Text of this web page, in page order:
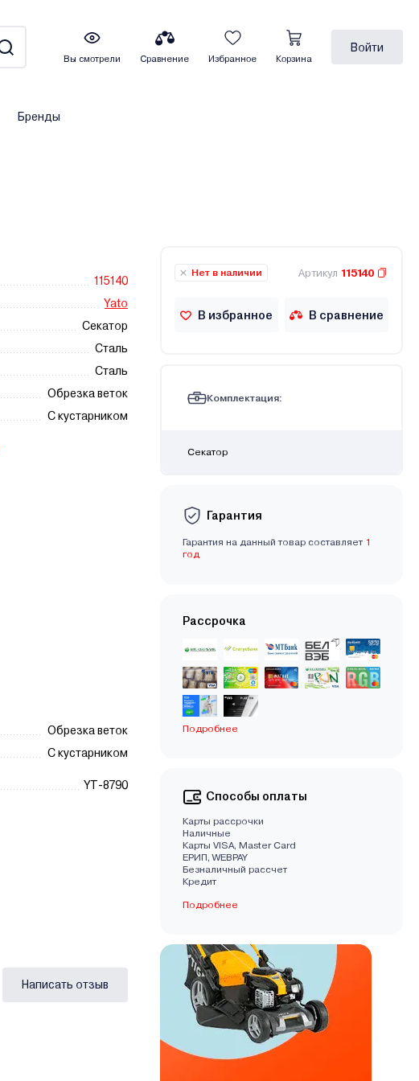
Вы смотрели Сравнение Избранное Корзина
Войти
Бренды
115140
Yato
Секатор
Сталь
Сталь
Обрезка веток
С кустарником
Обрезка веток
С кустарником
YT-8790
Написать отзыв
Нет в наличии Артикул 115140
В избранное В сравнение
Комплектация:
Секатор
Гарантия
Гарантия на данный товар составляет 1
год
Рассрочка
Подробнее
Способы оплаты
Карты рассрочки
Наличные
Карты VISA, Master Card
EРИП, WEBPAY
Безналичный рассчет
Кредит
Подробнее